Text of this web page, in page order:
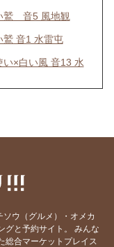
鷲 音5 風地観
音1 水雷屯
×白い風 音13 水
い風 音11
風 音9 雷地予
風 音8 雷地予
い風 音7 風雷益
ウ（グルメ）・オメカ
と予約サイト。
みんな
総合マーケットプレイス